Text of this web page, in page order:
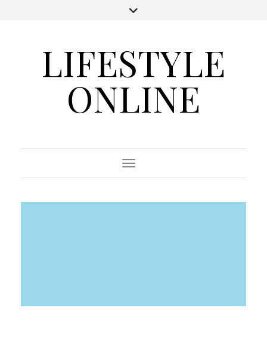
LIFESTYLE
ONLINE
Toggle Navigation